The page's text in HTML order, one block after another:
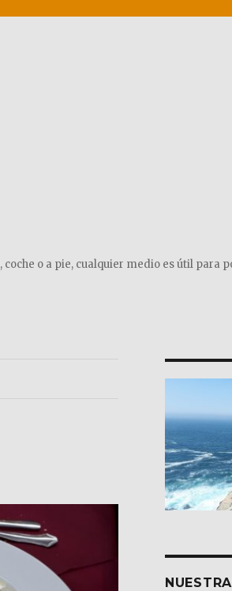
o a pie, cualquier medio es útil para